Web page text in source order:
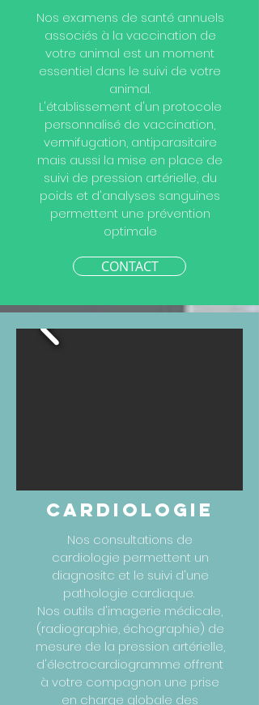
Nos examens de santé annuels
associés à la vaccination de
votre animal est un moment
essentiel dans le suivi de votre
animal.
L'établissement d'un protocole
personnalisé de vaccination,
vermifugation, antiparasitaire
mais aussi la mise en place de
suivi de pression artérielle, du
poids et d'analyses sanguines
permettent une prévention
optimale
CONTACT
CARDIOLOGIE
Nos consultations de
cardiologie permettent un
diagnositc et le suivi d'une
pathologie cardiaque.
Nos outils d'imagerie médicale,
(radiographie, échographie) de
mesure de la pression artérielle,
d'électrocardiogramme offrent
à votre compagnon une prise
en charge globale des